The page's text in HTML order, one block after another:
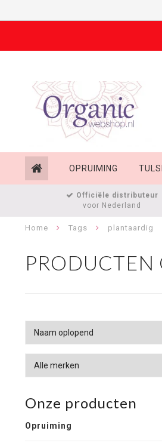
OPRUIMING
Officiële distributeur
voor Nederland
Home Tags plantaardig
Onze producten
Opruiming